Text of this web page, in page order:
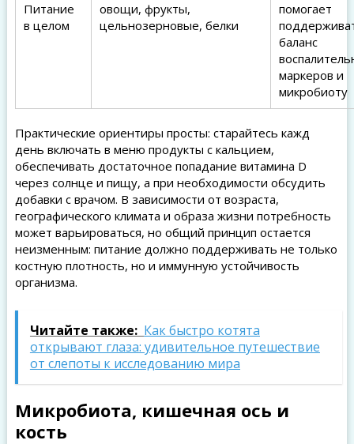
Питание
в целом
овощи, фрукты,
цельнозерновые, белки
помогает
баланс
маркеров и
микробиоту
Практические ориентиры просты: старайтесь кажд
день включать в меню продукты с кальцием,
обеспечивать достаточное попадание витамина D
через солнце и пищу, а при необходимости обсудить
добавки с врачом. В зависимости от возраста,
географического климата и образа жизни потребность
может варьироваться, но общий принцип остается
неизменным: питание должно поддерживать не только
костную плотность, но и иммунную устойчивость
организма.
Читайте также: Как быстро котята
открывают глаза: удивительное путешествие
от слепоты к исследованию мира
Микробиота, кишечная ось и
кость